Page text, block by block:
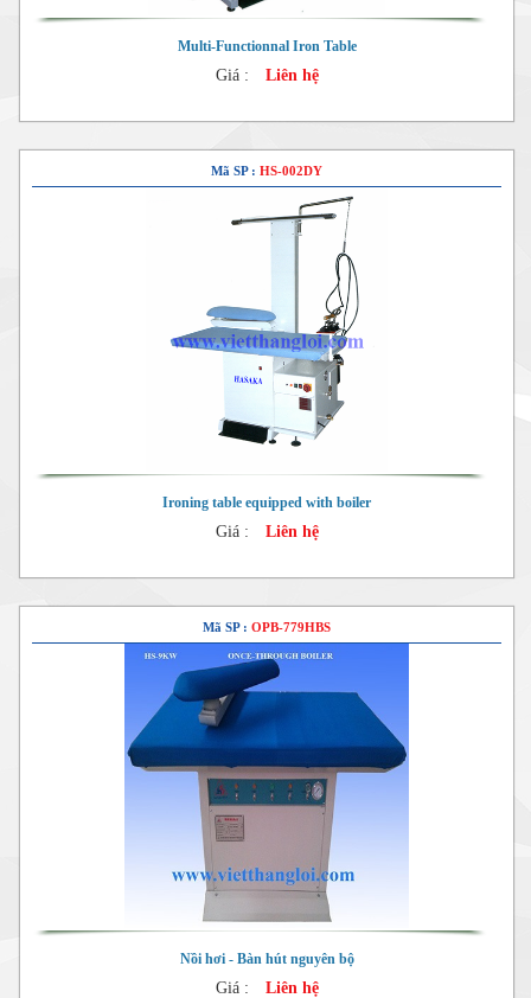
Multi-Functionnal Iron Table
Giá : Liên hệ
Mã SP : HS-002DY
Ironing table equipped with boiler
Giá : Liên hệ
Mã SP : OPB-779HBS
Nồi hơi - Bàn hút nguyên bộ
Giá : Liên hệ